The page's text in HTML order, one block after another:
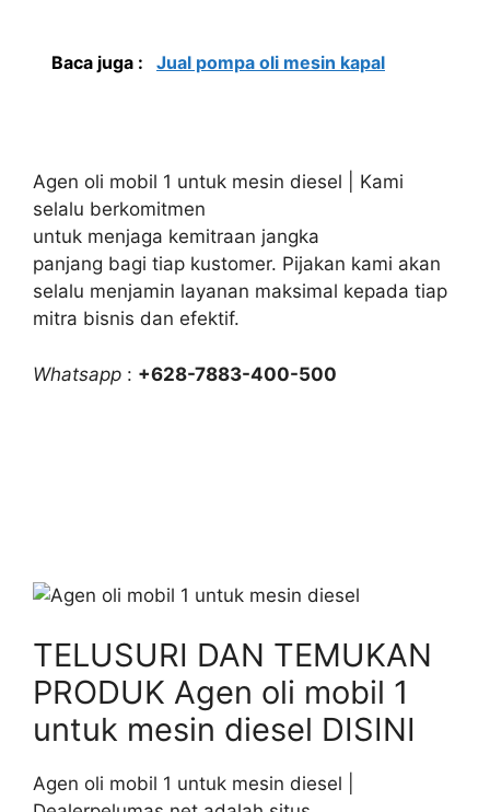
Baca juga : Jual pompa oli mesin kapal
Agen oli mobil 1 untuk mesin diesel | Kami
selalu berkomitmen
untuk menjaga kemitraan jangka
panjang bagi tiap kustomer. Pijakan kami akan
selalu menjamin layanan maksimal kepada tiap
mitra bisnis dan efektif.
Whatsapp : +628-7883-400-500
TELUSURI DAN TEMUKAN
PRODUK Agen oli mobil 1
untuk mesin diesel DISINI
Agen oli mobil 1 untuk mesin diesel |